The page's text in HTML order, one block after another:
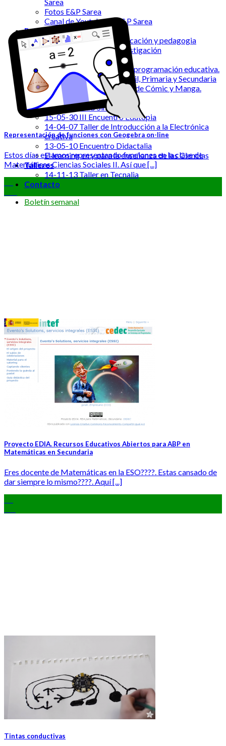
Fotos E&P Sarea
Canal de Youtube de E&P Sarea
Publicaciones
13-08-05 revista comunicación y pedagogia
CITAGR Artículo de investigación
Jornadas
18-03-13 La robótica y la programación educativa.
Sus aportaciones en Infantil, Primaria y Secundaria
2017 I Salón Internacional de Cómic y Manga.
Donostia
2015 Hirikilab Simo
15-05-30 III Encuentro Edutopia
14-04-07 Taller de Introducción a la Electrónica
creativa
13-05-10 Encuentro Didactalia
E-learning en y para la enseñanza de las Ciencias
Talleres
14-11-13 Taller en Tecnalia
Contacto
Boletín semanal
Representación de funciones con Geogebra on-line
Estos días estamos representando funciones en la clase de
Matemáticas Ciencias Sociales II. Así que [...]
Proyecto EDIA. Recursos Educativos Abiertos para ABP en
Matemáticas en Secundaria
Eres docente de Matemáticas en la ESO????. Estas cansado de
dar siempre lo mismo????. Aquí [...]
Tintas conductivas